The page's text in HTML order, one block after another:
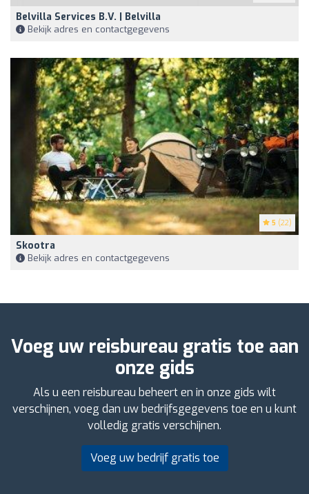
Belvilla Services B.V. | Belvilla
Bekijk adres en contactgegevens
5 (22)
Skootra
Bekijk adres en contactgegevens
Voeg uw reisbureau gratis toe aan
onze gids
Als u een reisbureau beheert en in onze gids wilt
verschijnen, voeg dan uw bedrijfsgegevens toe en u kunt
volledig gratis verschijnen.
Voeg uw bedrijf gratis toe